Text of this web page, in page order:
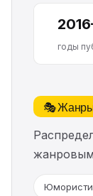
годы
🎭 Жанры